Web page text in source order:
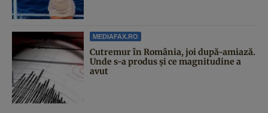
MEDIAFAX.RO
Cutremur în România, joi după-amiază.
Unde s-a produs și ce magnitudine a
avut